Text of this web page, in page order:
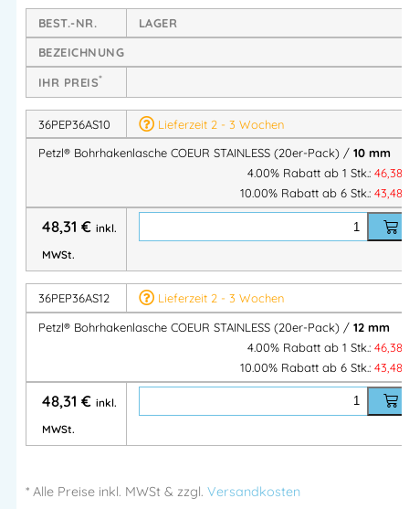
Schutz vor Verschleiß der Verbindungselemente: Die dicke
Materialschicht der Lasche sowie die abgerundeten Kanten
der Verbindungsöse reduzieren den Verschleiß der
Verbindungselemente.
Lasche mit Drehschutzsystem: Unebenheiten an der
Rückseite verhindern, dass sich die Lasche beim Setzen
des Bohrhakens oder während des Gebrauchs bei
starker seitlicher Belastung dreht.
Verfügbar für Bohrhaken mit 10 oder 12 mm
Durchmesser.
Spezifikationen
Material: 316L-Edelstahl
Zertifizierung(en): EN 795 A1, EN 959
Petzl® Absturzsicherung – Arbeitsschutz online kaufen
Petzl® Absturzsicherung – Bohrhakenlasche
Petzl® ist einer weltweiten Marktführer für Absturzsicherung
BEST.-NR.
LAGER
BEZEICHNUNG
IHR PREIS*
36PEP36AS10
Lieferzeit 2 - 3 Wochen
Petzl® Bohrhakenlasche COEUR STAINLESS (20er-Pack) / 10 mm
4.00% Rabatt ab 1 Stk.: 46,38
10.00% Rabatt ab 6 Stk.: 43,48
48,31 € inkl.
MWSt.
36PEP36AS12
Lieferzeit 2 - 3 Wochen
Petzl® Bohrhakenlasche COEUR STAINLESS (20er-Pack) / 12 mm
4.00% Rabatt ab 1 Stk.: 46,38
10.00% Rabatt ab 6 Stk.: 43,48
48,31 € inkl.
MWSt.
* Alle Preise inkl. MWSt & zzgl. Versandkosten